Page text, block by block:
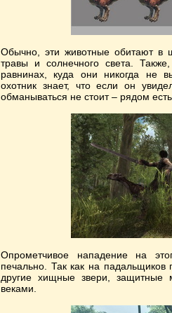
Обычно, эти животные обитают в
травы и солнечного света.
равнинах, куда они никогда не
охотник знает, что если он
обманываться не стоит – рядом есть
Опрометчивое нападение на
печально. Так как на падальщиков
другие хищные звери, защитные
веками.